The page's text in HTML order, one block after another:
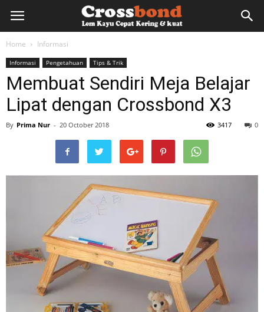
lemkayu.net
Kertas,
Home Informasi
Informasi Pengetahuan Tips & Trik
Membuat Sendiri Meja Belajar
Lipat dengan Crossbond X3
By Prima Nur - 20 October 2018 0
3417